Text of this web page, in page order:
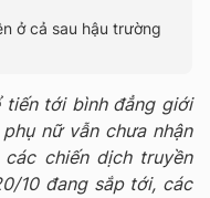
ở cả sau hậu trường
tiến tới bình đẳng giới
nữ vẫn chưa nhận
chiến dịch truyền
10 đang sắp tới, các